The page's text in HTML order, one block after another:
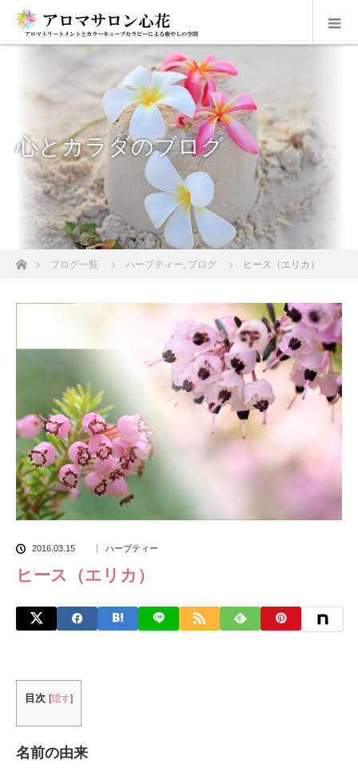
心とカラダのブログ
ホームブログ一覧 ハーブティー, ブログ ヒース（エリカ）
2016.03.15 ハーブティー
ヒース（エリカ）
目次 [隠す]
名前の由来